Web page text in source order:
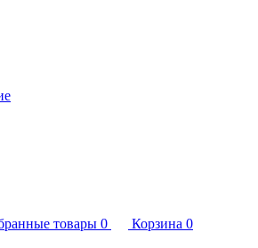
товары 0 Корзина 0